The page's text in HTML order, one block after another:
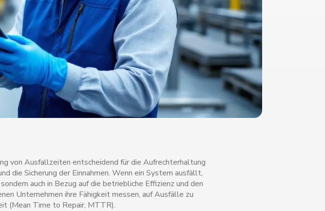
von Ausfallzeiten entscheidend für die Aufrechterhaltung
die Sicherung der Einnahmen. Wenn ein System ausfällt,
auch in Bezug auf die betriebliche Effizienz und den
Unternehmen ihre Fähigkeit messen, auf Ausfälle zu
(Mean Time to Repair, MTTR).